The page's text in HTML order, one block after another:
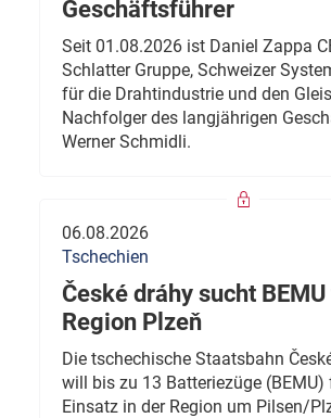
Geschäftsführer
Seit 01.08.2026 ist Daniel Zappa
Schlatter Gruppe, Schweizer
für die Drahtindustrie und den
Nachfolger des langjährigen
Werner Schmidli.
06.08.2026
Tschechien
České dráhy sucht
Region Plzeň
Die tschechische Staatsbahn
will bis zu 13 Batteriezüge (BEMU)
Einsatz in der Region um Pilsen/